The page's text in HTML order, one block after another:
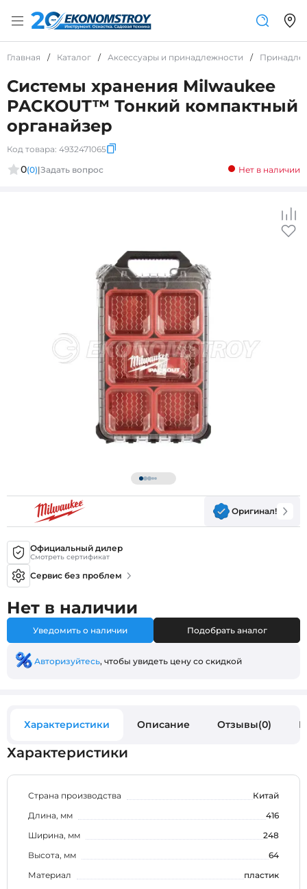
Главная / Каталог / Аксессуары и принадлежности /
Системы хранения Milwaukee
PACKOUT™ Тонкий компактный
органайзер
Код товара: 4932471065
0(0)|Задать вопрос Нет в наличии
Оригинал!
Официальный дилер
Смотреть сертификат
Сервис без проблем
Нет в наличии
Уведомить о наличии Подобрать аналог
Авторизуйтесь, чтобы увидеть цену со скидкой
Характеристики Описание Отзывы(0)
Характеристики
Страна производства
Китай
Длина, мм
416
Ширина, мм
248
Высота, мм
64
Материал
пластик